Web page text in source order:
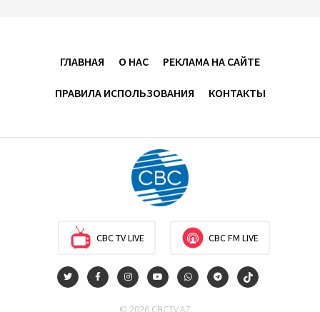
9 августа 2026
Иранский депутат предупредил участников
23:36 8 августа 2026
ЕС приветствовал достижения в мирном процессе
Баку и Еревана за год после Вашингтонского
Будущее стран Южного Кавказа выглядит светлым
- Стив Уиткофф
ГЛАВНАЯ О НАС РЕКЛАМА НА САЙТЕ
ПРАВИЛА ИСПОЛЬЗОВАНИЯ КОНТАКТЫ
CBC TV LIVE CBC FM LIVE
© 2026 CBCTV.AZ